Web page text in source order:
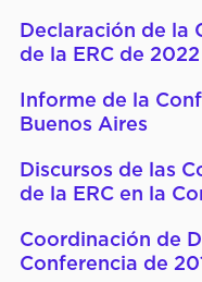
Declaración de la
de la ERC de 2022
Informe de la
Buenos Aires
Discursos de las
de la ERC en la
Coordinación de
Conferencia de